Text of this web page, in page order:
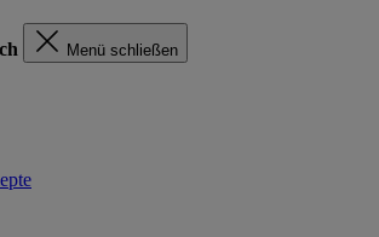
Menü schließen